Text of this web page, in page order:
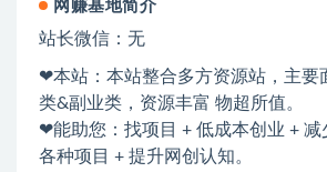
网赚基地简介
站长微信：无
❤本站：本站整合多方资源站，主要
类&副业类，资源丰富 物超所值。
❤能助您：找项目 + 低成本创业 + 减
各种项目 + 提升网创认知。